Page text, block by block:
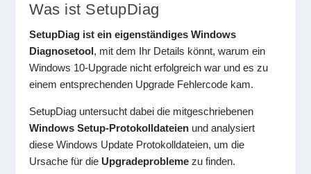
Was ist SetupDiag
SetupDiag ist ein eigenständiges Windows
Diagnosetool, mit dem Ihr Details könnt, warum ein
Windows 10-Upgrade nicht erfolgreich war und es zu
einem entsprechenden Upgrade Fehlercode kam.
SetupDiag untersucht dabei die mitgeschriebenen
Windows Setup-Protokolldateien und analysiert
diese Windows Update Protokolldateien, um die
Ursache für die Upgradeproblemezu finden.